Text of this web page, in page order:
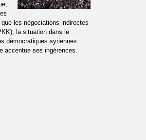
les négociations indirectes
la situation dans le
démocratiques syriennes
accentue ses ingérences.